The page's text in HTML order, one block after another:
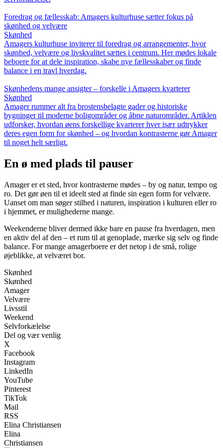
Foredrag og fællesskab: Amagers kulturhuse sætter fokus på
skønhed og velvære
Skønhed
Amagers kulturhuse inviterer til foredrag og arrangementer, hvor
skønhed, velvære og livskvalitet sættes i centrum. Her mødes lokale
beboere for at dele inspiration, skabe nye fællesskaber og finde
balance i en travl hverdag.
Skønhedens mange ansigter – forskelle i Amagers kvarterer
Skønhed
Amager rummer alt fra brostensbelagte gader og historiske
bygninger til moderne boligområder og åbne naturområder. Artiklen
udforsker, hvordan øens forskellige kvarterer hver især udtrykker
deres egen form for skønhed – og hvordan kontrasterne gør Amager
til noget helt særligt.
En ø med plads til pauser
Amager er et sted, hvor kontrasterne mødes – by og natur, tempo og
ro. Det gør øen til et ideelt sted at finde sin egen form for velvære.
Uanset om man søger stilhed i naturen, inspiration i kulturen eller ro
i hjemmet, er mulighederne mange.
Weekenderne bliver dermed ikke bare en pause fra hverdagen, men
en aktiv del af den – et rum til at genoplade, mærke sig selv og finde
balance. For mange amagerboere er det netop i de små, rolige
øjeblikke, at velværet bor.
Skønhed
Skønhed
Amager
Velvære
Livsstil
Weekend
Selvforkælelse
Del og vær venlig
X
Facebook
Instagram
LinkedIn
YouTube
Pinterest
TikTok
Mail
RSS
Elina Christiansen
Elina
Christiansen